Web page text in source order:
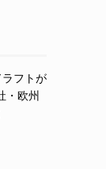
フトが
・欧州